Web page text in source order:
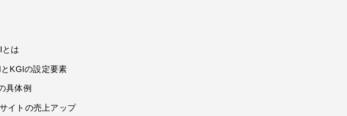
とは
とKGIの設定要素
具体例
イトの売上アップ